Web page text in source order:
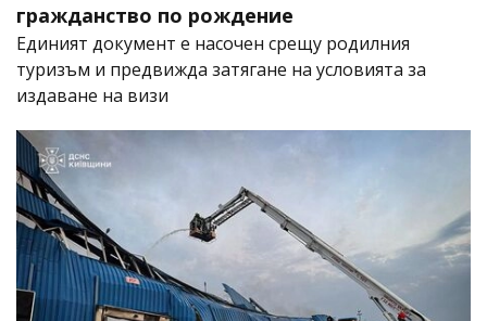
гражданство по рождение
Единият документ е насочен срещу родилния
туризъм и предвижда затягане на условията за
издаване на визи